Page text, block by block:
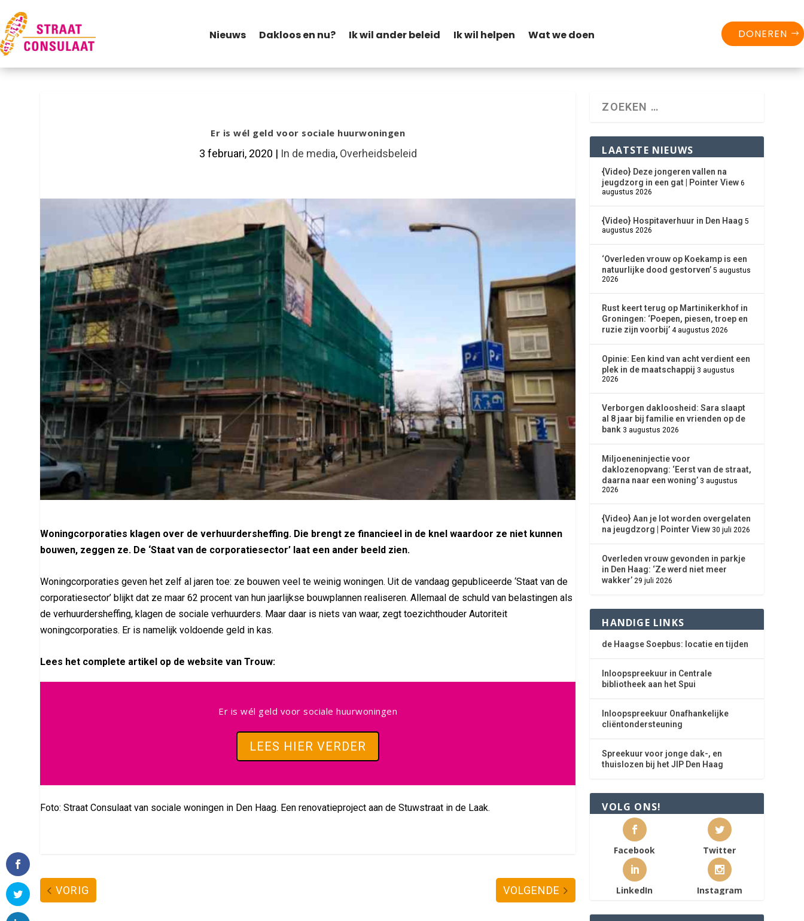
Nieuws Dakloos en nu? Ik wil ander beleid Ik wil helpen Wat we doen DONEREN
Er is wél geld voor sociale huurwoningen
3 februari, 2020 | In de media, Overheidsbeleid
Woningcorporaties klagen over de verhuurdersheffing. Die brengt ze financieel in de knel waardoor ze niet kunnen
bouwen, zeggen ze. De ‘Staat van de corporatiesector’ laat een ander beeld zien.
Woningcorporaties geven het zelf al jaren toe: ze bouwen veel te weinig woningen. Uit de vandaag gepubliceerde ‘Staat van de
corporatiesector’ blijkt dat ze maar 62 procent van hun jaarlijkse bouwplannen realiseren. Allemaal de schuld van belastingen als
de verhuurdersheffing, klagen de sociale verhuurders. Maar daar is niets van waar, zegt toezichthouder Autoriteit
woningcorporaties. Er is namelijk voldoende geld in kas.
Lees het complete artikel op de website van Trouw:
Er is wél geld voor sociale huurwoningen
LEES HIER VERDER
Foto: Straat Consulaat van sociale woningen in Den Haag. Een renovatieproject aan de Stuwstraat in de Laak.
VORIG VOLGENDE
LAATSTE NIEUWS
{Video} Deze jongeren vallen na
jeugdzorg in een gat | Pointer View 6
augustus 2026
{Video} Hospitaverhuur in Den Haag 5
augustus 2026
‘Overleden vrouw op Koekamp is een
natuurlijke dood gestorven’ 5 augustus
2026
Rust keert terug op Martinikerkhof in
Groningen: ‘Poepen, piesen, troep en
ruzie zijn voorbij’ 4 augustus 2026
Opinie: Een kind van acht verdient een
plek in de maatschappij 3 augustus
2026
Verborgen dakloosheid: Sara slaapt
al 8 jaar bij familie en vrienden op de
bank 3 augustus 2026
Miljoeneninjectie voor
daklozenopvang: ‘Eerst van de straat,
daarna naar een woning’ 3 augustus
2026
{Video} Aan je lot worden overgelaten
na jeugdzorg | Pointer View 30 juli 2026
Overleden vrouw gevonden in parkje
in Den Haag: ‘Ze werd niet meer
wakker’ 29 juli 2026
HANDIGE LINKS
de Haagse Soepbus: locatie en tijden
Inloopspreekuur in Centrale
bibliotheek aan het Spui
Inloopspreekuur Onafhankelijke
cliëntondersteuning
Spreekuur voor jonge dak-, en
thuislozen bij het JIP Den Haag
VOLG ONS!
Facebook Twitter
LinkedIn Instagram